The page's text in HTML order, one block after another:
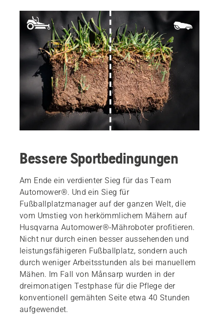
Bessere Sportbedingungen
Am Ende ein verdienter Sieg für das Team
Automower®. Und ein Sieg für
Fußballplatzmanager auf der ganzen Welt, die
vom Umstieg von herkömmlichem Mähern auf
Husqvarna Automower®-Mähroboter profitieren.
Nicht nur durch einen besser aussehenden und
leistungsfähigeren Fußballplatz, sondern auch
durch weniger Arbeitsstunden als bei manuellem
Mähen. Im Fall von Månsarp wurden in der
dreimonatigen Testphase für die Pflege der
konventionell gemähten Seite etwa 40 Stunden
aufgewendet.